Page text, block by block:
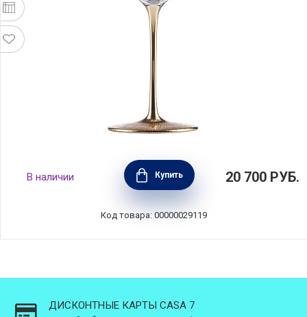
Набор из 2-х бокалов Ravi Gold для Бордо
620 мл, в подарочной упаковке, материал
хрусталь, Eisch, Германия, 75751821
В наличии Купить 20 700 РУБ.
Код товара: 00000029119
ДИСКОНТНЫЕ КАРТЫ CASA 7